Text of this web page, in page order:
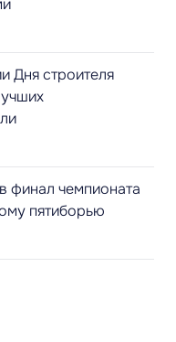
Дня строителя
финал чемпионата
пятиборью